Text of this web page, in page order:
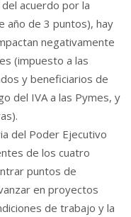
acuerdo por la
año de 3 puntos), hay
negativamente
(impuesto a las
y beneficiarios de
del IVA a las Pymes, y
del Poder Ejecutivo
de los cuatro
puntos de
en proyectos
de trabajo y la